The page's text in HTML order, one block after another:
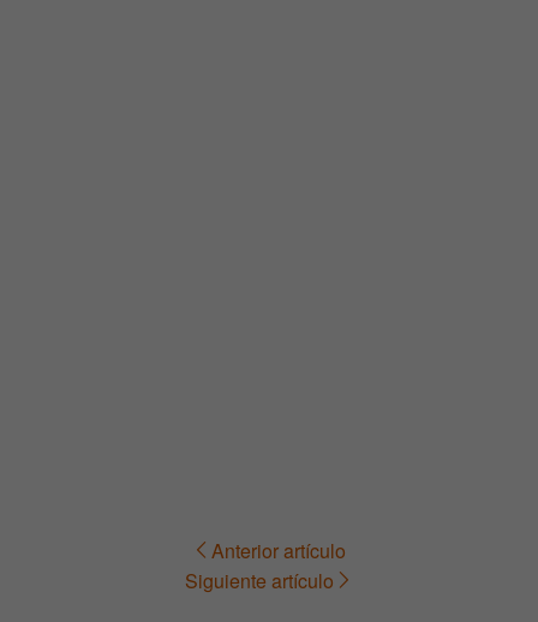
Navegación Anterior artículo
Siguiente artículo